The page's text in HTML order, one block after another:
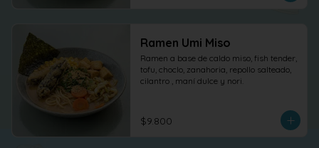
Ramen Umi Miso
Ramen a base de caldo miso, fish tender,
tofu, choclo, zanahoria, repollo salteado,
cilantro , maní dulce y nori.
$9.800